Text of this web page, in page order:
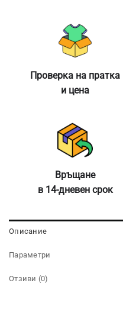
Проверка на пратка
и цена
Връщане
в 14-дневен срок
Описание
Параметри
Отзиви (0)